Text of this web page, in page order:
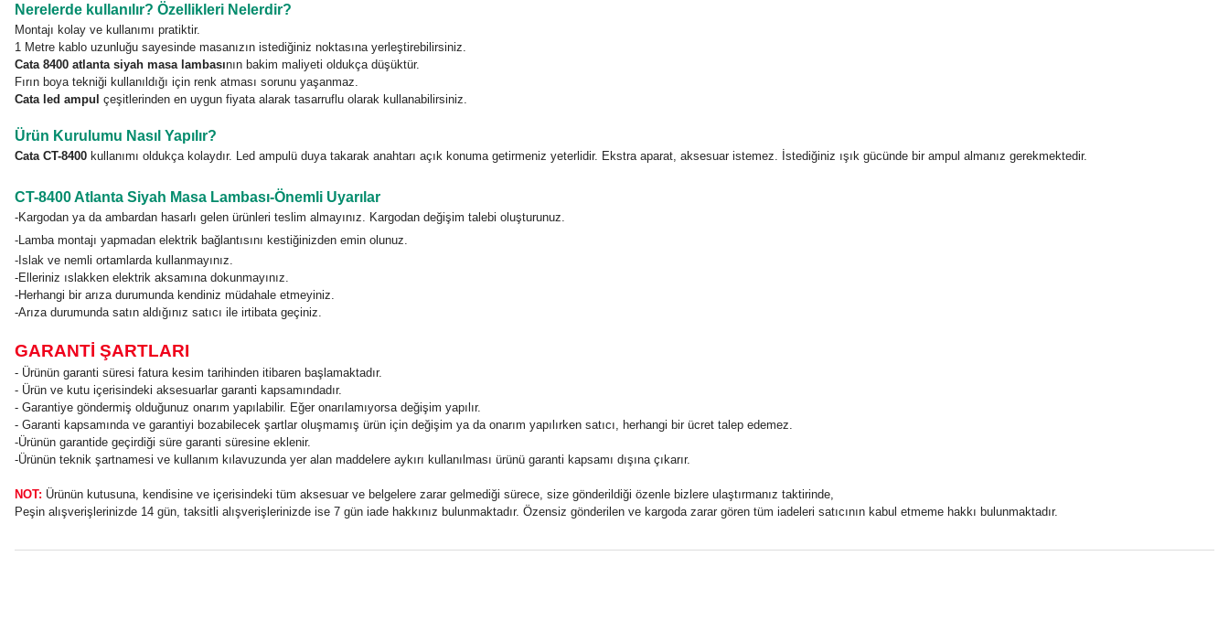
Nerelerde kullanılır? Özellikleri Nelerdir?
Montajı kolay ve kullanımı pratiktir.
1 Metre kablo uzunluğu sayesinde masanızın istediğiniz noktasına yerleştirebilirsiniz.
Cata 8400 atlanta siyah masa lambasının bakim maliyeti oldukça düşüktür.
Fırın boya tekniği kullanıldığı için renk atması sorunu yaşanmaz.
Cata led ampul çeşitlerinden en uygun fiyata alarak tasarruflu olarak kullanabilirsiniz.
Ürün Kurulumu Nasıl Yapılır?
Cata CT-8400 kullanımı oldukça kolaydır. Led ampulü duya takarak anahtarı açık konuma getirmeniz yeterlidir. Ekstra aparat, aksesuar istemez. İstediğiniz ışık gücünde bir ampul almanız gerekmektedir.
CT-8400 Atlanta Siyah Masa Lambası-Önemli Uyarılar
-Kargodan ya da ambardan hasarlı gelen ürünleri teslim almayınız. Kargodan değişim talebi oluşturunuz.
-Lamba montajı yapmadan elektrik bağlantısını kestiğinizden emin olunuz.
-Islak ve nemli ortamlarda kullanmayınız.
-Elleriniz ıslakken elektrik aksamına dokunmayınız.
-Herhangi bir arıza durumunda kendiniz müdahale etmeyiniz.
-Arıza durumunda satın aldığınız satıcı ile irtibata geçiniz.
GARANTİ ŞARTLARI
- Ürünün garanti süresi fatura kesim tarihinden itibaren başlamaktadır.
- Ürün ve kutu içerisindeki aksesuarlar garanti kapsamındadır.
- Garantiye göndermiş olduğunuz onarım yapılabilir. Eğer onarılamıyorsa değişim yapılır.
- Garanti kapsamında ve garantiyi bozabilecek şartlar oluşmamış ürün için değişim ya da onarım yapılırken satıcı, herhangi bir ücret talep edemez.
-Ürünün garantide geçirdiği süre garanti süresine eklenir.
-Ürünün teknik şartnamesi ve kullanım kılavuzunda yer alan maddelere aykırı kullanılması ürünü garanti kapsamı dışına çıkarır.
NOT: Ürünün kutusuna, kendisine ve içerisindeki tüm aksesuar ve belgelere zarar gelmediği sürece, size gönderildiği özenle bizlere ulaştırmanız taktirinde,
Peşin alışverişlerinizde 14 gün, taksitli alışverişlerinizde ise 7 gün iade hakkınız bulunmaktadır. Özensiz gönderilen ve kargoda zarar gören tüm iadeleri satıcının kabul etmeme hakkı bulunmaktadır.